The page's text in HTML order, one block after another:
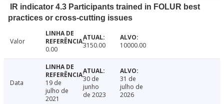
IR indicator 4.3 Participants trained in FOLUR best
practices or cross-cutting issues
Valor
0.00
3150.00 10000.00
Data
19 de
julho de
2021
30 de
junho
de 2023
31 de
julho de
2026